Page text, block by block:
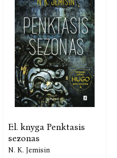
El. knyga Penktasis
sezonas
N. K. Jemisin